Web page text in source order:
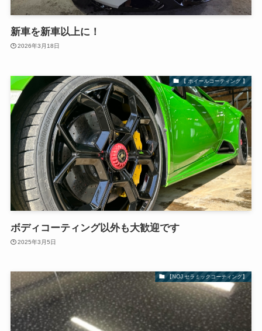
新車を新車以上に！
2026年3月18日
【 ホイールコーティング 】
ボディコーティング以外も大歓迎です
2025年3月5日
【NOJ セラミックコーティング】